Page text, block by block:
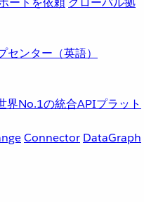
センター（英語）
界No.1の統合APIプラット
Connector DataGraph